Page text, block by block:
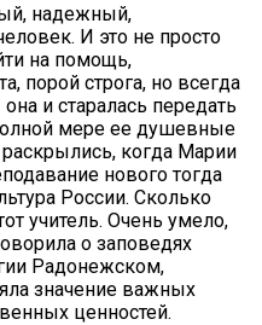
надежный,
И это не просто
на помощь,
порой строга, но всегда
и старалась передать
мере ее душевные
когда Марии
нового тогда
России. Сколько
учитель. Очень умело,
о заповедях
Радонежском,
значение важных
ценностей.